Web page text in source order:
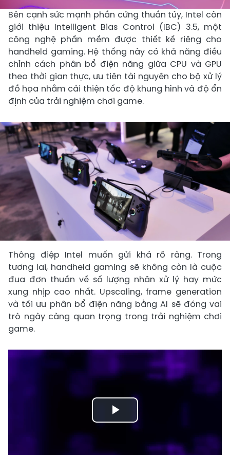
Bên cạnh sức mạnh phần cứng thuần túy, Intel còn
giới thiệu Intelligent Bias Control (IBC) 3.5, một
công nghệ phần mềm được thiết kế riêng cho
handheld gaming. Hệ thống này có khả năng điều
chỉnh cách phân bổ điện năng giữa CPU và GPU
theo thời gian thực, ưu tiên tài nguyên cho bộ xử lý
đồ họa nhằm cải thiện tốc độ khung hình và độ ổn
định của trải nghiệm chơi game.
Thông điệp Intel muốn gửi khá rõ ràng. Trong
tương lai, handheld gaming sẽ không còn là cuộc
đua đơn thuần về số lượng nhân xử lý hay mức
xung nhịp cao nhất. Upscaling, frame generation
và tối ưu phân bổ điện năng bằng AI sẽ đóng vai
trò ngày càng quan trọng trong trải nghiệm chơi
game.
Play
Video